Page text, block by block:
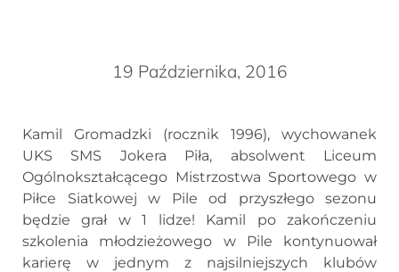
19 Października, 2016
Kamil Gromadzki (rocznik 1996), wychowanek
UKS SMS Jokera Piła, absolwent Liceum
Ogólnokształcącego Mistrzostwa Sportowego w
Piłce Siatkowej w Pile od przyszłego sezonu
będzie grał w 1 lidze! Kamil po zakończeniu
szkolenia młodzieżowego w Pile kontynuował
karierę w jednym z najsilniejszych klubów